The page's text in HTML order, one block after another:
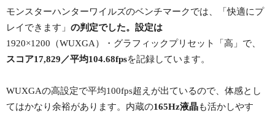
モンスターハンターワイルズのベンチマークでは、「快適にプ
レイできます」 の判定でした。設定は
1920×1200（WUXGA）・グラフィックプリセット「高」で、
スコア17,829／平均104.68fpsを記録しています。
WUXGAの高設定で平均100fps超えが出ているので、体感とし
てはかなり余裕があります。内蔵の165Hz液晶も活かしやす